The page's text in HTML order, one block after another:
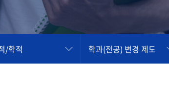
/학적 학과(전공) 변경 제도